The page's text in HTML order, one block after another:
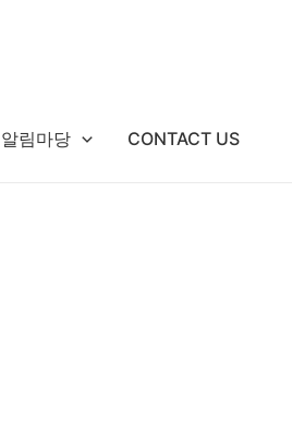
알림마당 CONTACT US